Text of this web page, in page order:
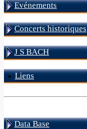
Evénements
Concerts historiques
J S BACH
Liens
Data Base